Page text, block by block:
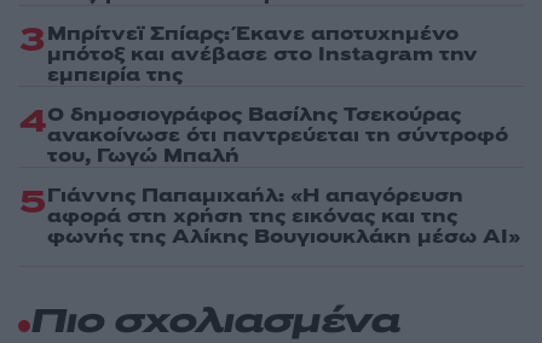
3Μπρίτνεϊ Σπίαρς: Έκανε αποτυχημένο
μπότοξ και ανέβασε στο Instagram την
εμπειρία της
4Ο δημοσιογράφος Βασίλης Τσεκούρας
ανακοίνωσε ότι παντρεύεται τη σύντροφό
του, Γωγώ Μπαλή
5Γιάννης Παπαμιχαήλ: «Η απαγόρευση
αφορά στη χρήση της εικόνας και της
φωνής της Αλίκης Βουγιουκλάκη μέσω AI»
Πιο σχολιασμένα